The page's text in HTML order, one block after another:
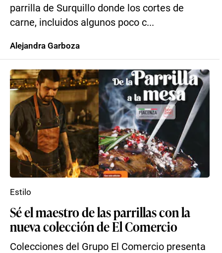
parrilla de Surquillo donde los cortes de
carne, incluidos algunos poco c...
Alejandra Garboza
Sé el maestro de las parrillas con la
nueva colección de El Comercio
Colecciones del Grupo El Comercio presenta
Estilo